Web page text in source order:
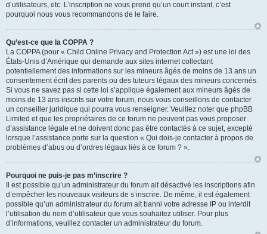
d’utilisateurs, etc. L’inscription ne vous prend qu’un court instant, c’est
pourquoi nous vous recommandons de le faire.
Qu’est-ce que la COPPA ?
La COPPA (pour « Child Online Privacy and Protection Act ») est une loi des
États-Unis d’Amérique qui demande aux sites internet collectant
potentiellement des informations sur les mineurs âgés de moins de 13 ans un
consentement écrit des parents ou des tuteurs légaux des mineurs concernés.
Si vous ne savez pas si cette loi s’applique également aux mineurs âgés de
moins de 13 ans inscrits sur votre forum, nous vous conseillons de contacter
un conseiller juridique qui pourra vous renseigner. Veuillez noter que phpBB
Limited et que les propriétaires de ce forum ne peuvent pas vous proposer
d’assistance légale et ne doivent donc pas être contactés à ce sujet, excepté
lorsque l’assistance porte sur la question « Qui dois-je contacter à propos de
problèmes d’abus ou d’ordres légaux liés à ce forum ? ».
Pourquoi ne puis-je pas m’inscrire ?
Il est possible qu’un administrateur du forum ait désactivé les inscriptions afin
d’empêcher les nouveaux visiteurs de s’inscrire. De même, il est également
possible qu’un administrateur du forum ait banni votre adresse IP ou interdit
l’utilisation du nom d’utilisateur que vous souhaitez utiliser. Pour plus
d’informations, veuillez contacter un administrateur du forum.